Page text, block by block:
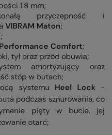
1.8 mm;
przyczepność i
VIBRAM Maton;
;
Performance Comfort;
tył oraz przód obuwia;
amortyzujący oraz
stóp w butach;
systemu Heel Lock-
podczas sznurowania, co
pięty w bucie, jej
otarć;